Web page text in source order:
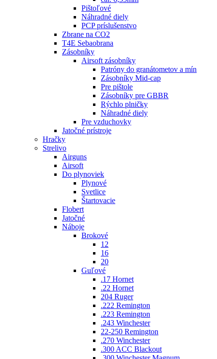
Pištoľové
Náhradné diely
PCP príslušenstvo
Zbrane na CO2
T4E Sebaobrana
Zásobníky
Airsoft zásobníky
Patróny do granátometov a mín
Zásobníky Mid-cap
Pre pištole
Zásobníky pre GBBR
Rýchlo plničky
Náhradné diely
Pre vzduchovky
Jatočné prístroje
Hračky
Strelivo
Airguns
Airsoft
Do plynoviek
Plynové
Svetlice
Štartovacie
Flobert
Jatočné
Náboje
Brokové
12
16
20
Guľové
.17 Hornet
.22 Hornet
204 Ruger
.222 Remington
.223 Remington
.243 Winchester
22-250 Remington
.270 Winchester
.300 ACC Blackout